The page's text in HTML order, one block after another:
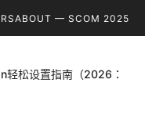
ABOUT — SCOM 2025
松设置指南（2026：